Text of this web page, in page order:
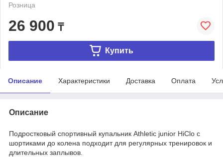
Розница
26 900 ₸
Купить
Описание Характеристики Доставка Оплата
Описание
Подростковый спортивный купальник Athletic junior HiClo с
шортиками до колена подходит для регулярных тренировок и
длительных заплывов.